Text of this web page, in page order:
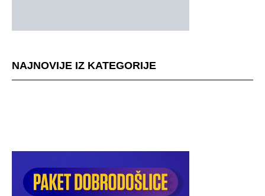
NAJNOVIJE IZ KATEGORIJE